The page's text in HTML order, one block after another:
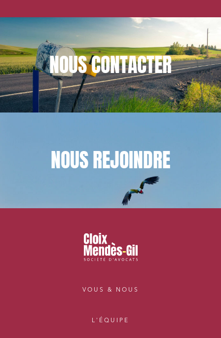
NOUSCONTACTER
NOUSREJOINDRE
VOUS & NOUS
L'ÉQUIPE